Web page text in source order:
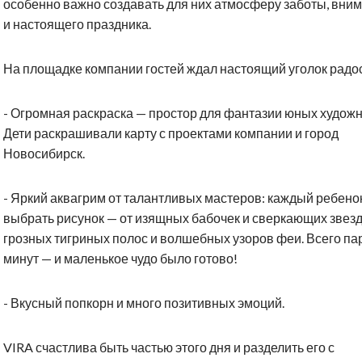
особенно важно создавать для них атмосферу заботы,
и настоящего праздника.
На площадке компании гостей ждал настоящий уголок
- Огромная раскраска — простор для фантазии юных
Дети раскрашивали карту с проектами компании и город
Новосибирск.
- Яркий аквагрим от талантливых мастеров: каждый
выбрать рисунок — от изящных бабочек и сверкающих
грозных тигриных полос и волшебных узоров феи. Всего
минут — и маленькое чудо было готово!
- Вкусный попкорн и много позитивных эмоций.
VIRA счастлива быть частью этого дня и разделить его с